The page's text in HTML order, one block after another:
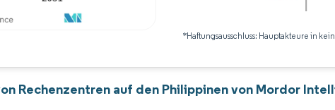
*Haftungsausschluss: Hauptakteure in
erfordert Namensnennung gemäß CC BY 4.0.
Rechenzentren auf den Philippinen von Mordor